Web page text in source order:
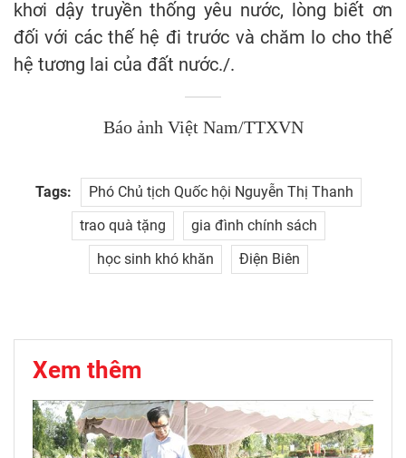
khơi dậy truyền thống yêu nước, lòng biết ơn
đối với các thế hệ đi trước và chăm lo cho thế
hệ tương lai của đất nước./.
Báo ảnh Việt Nam/TTXVN
Tags:
Phó Chủ tịch Quốc hội Nguyễn Thị Thanh
trao quà tặng
gia đình chính sách
học sinh khó khăn
Điện Biên
Xem thêm